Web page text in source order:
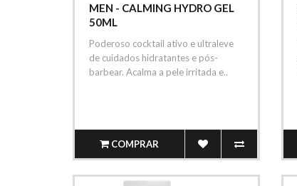
MEN - CALMING HYDRO GEL
50ML
Poderoso cocktail ativo e ultraleve
de cuidados hidratantes e pós-
barbear. Acalma a pele irritada e..
COMPRAR